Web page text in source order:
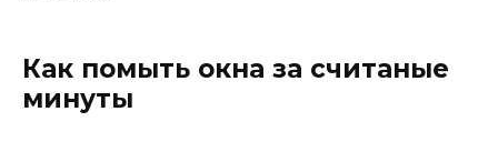
Как помыть окна за считаные
минуты